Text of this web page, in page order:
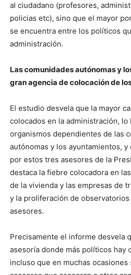
al ciudadano (profesores,
policias etc), sino que el mayor
se encuentra entre los políticos
administración.
Las comunidades autónomas y
gran agencia de colocación de
El estudio desvela que la mayor
colocados en la administración, lo
organismos dependientes de las
autónomas y los ayuntamientos,
por estos tres asesores de la
destaca la fiebre colocadora en
de la vivienda y las empresas de
y la proliferación de
asesores.
Precisamente el informe desvela
asesoría donde más políticos hay
incluso que en muchas ocasiones